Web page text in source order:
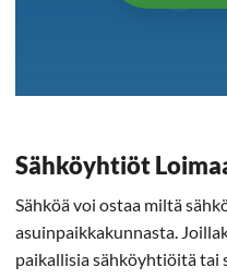
Sähköyhtiöt
Sähköä voi ostaa miltä
asuinpaikkakunnasta.
paikallisia sähköyhtiöitä tai